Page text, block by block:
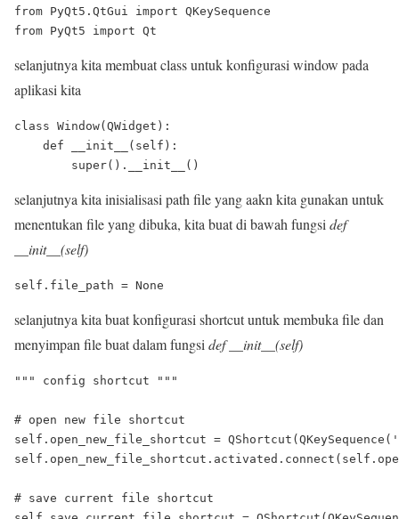
from PyQt5.QtGui import QKeySequence
selanjutnya kita membuat class untuk konfigurasi window pada
aplikasi kita
class Window(QWidget):
    def __init__(self):
selanjutnya kita inisialisasi path file yang aakn kita gunakan untuk
menentukan file yang dibuka, kita buat di bawah fungsidef
__init__(self)
selanjutnya kita buat konfigurasi shortcut untuk membuka file dan
menyimpan file buat dalam fungsidef __init__(self)
""" config shortcut """
# open new file shortcut
self.open_new_file_shortcut =
# save current file shortcut